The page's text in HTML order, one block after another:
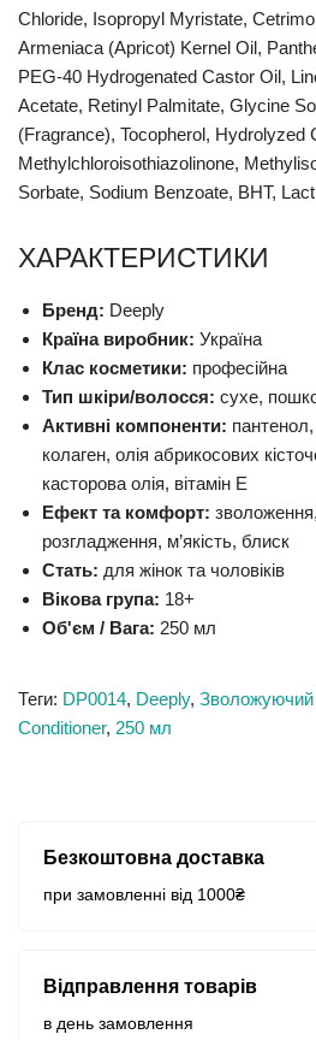
Chloride, Isopropyl Myristate,
Armeniaca (Apricot) Kernel Oil,
PEG-40 Hydrogenated Castor Oil,
Acetate, Retinyl Palmitate, Glycine
(Fragrance), Tocopherol, Hydrolyzed
Methylchloroisothiazolinone,
Sorbate, Sodium Benzoate, BHT,
ХАРАКТЕРИСТИКИ
Бренд: Deeply
Країна виробник: Україна
Клас косметики: професійна
Тип шкіри/волосся: сухе,
Активні компоненти: пантенол,
колаген, олія абрикосових
касторова олія, вітамін Е
Ефект та комфорт:
розгладження, м’якість, блиск
Стать: для жінок та чоловіків
Вікова група: 18+
Об'єм / Вага: 250 мл
Теги: DP0014, Deeply, Зволожуючий
Сonditioner, 250 мл
Безкоштовна доставка
при замовленні від 1000₴
Відправлення товарів
в день замовлення